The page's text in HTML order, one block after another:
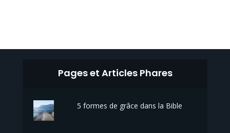
Pages et Articles Phares
5 formes de grâce dans la Bible